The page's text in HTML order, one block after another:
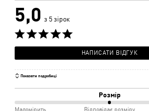
5,0 з 5 зірок
НАПИСАТИ ВІДГУК
Показати подробиці
Розмір
50%
Маломірить Відповідає розміру